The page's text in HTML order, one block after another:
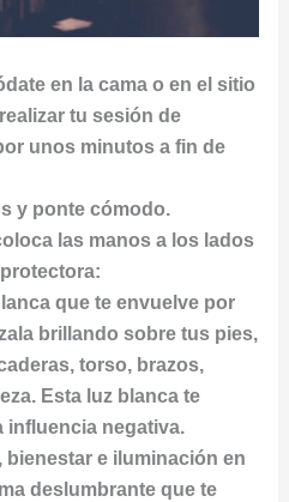
en la cama o en el sitio
tu sesión de
unos minutos a fin de
y ponte cómodo.
las manos a los lados
que te envuelve por
brillando sobre tus pies,
torso, brazos,
Esta luz blanca te
influencia negativa.
bienestar e iluminación en
deslumbrante que te